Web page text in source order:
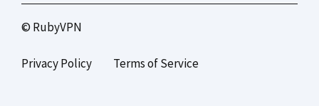
© RubyVPN
Privacy Policy Terms of Service